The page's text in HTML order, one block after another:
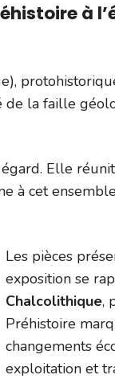
à
de la faille
Elle
à cet
Les pièces
exposition se
Chalcolithique,
Préhistoire
changements
exploitation et